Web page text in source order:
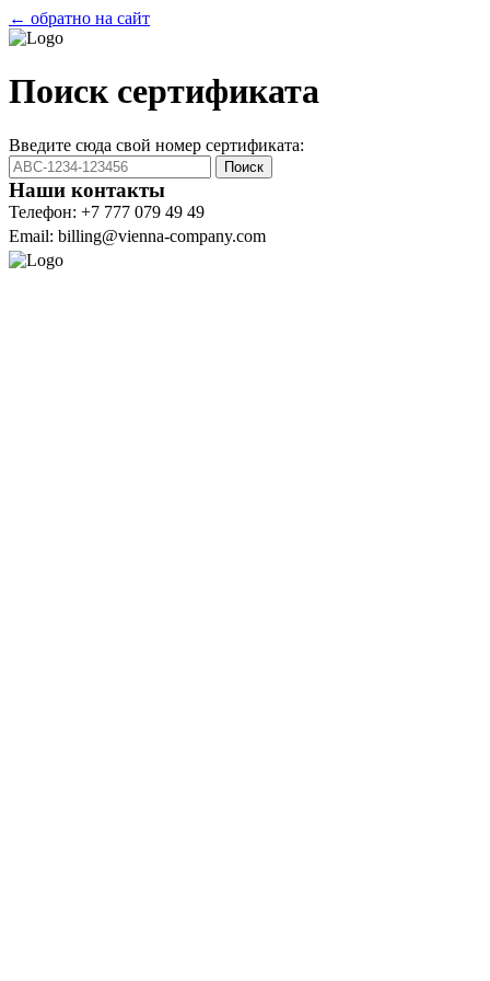
← обратно на сайт
Поиск сертификата
Введите сюда свой номер сертификата:
Поиск
Наши контакты
Телефон: +7 777 079 49 49
Email: billing@vienna-company.com